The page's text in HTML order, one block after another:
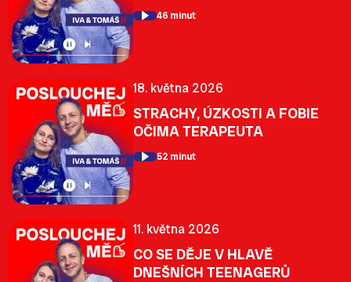
46 minut
18. května 2026
STRACHY, ÚZKOSTI A FOBIE
OČIMA TERAPEUTA
52 minut
11. května 2026
CO SE DĚJE V HLAVĚ
DNEŠNÍCH TEENAGERŮ